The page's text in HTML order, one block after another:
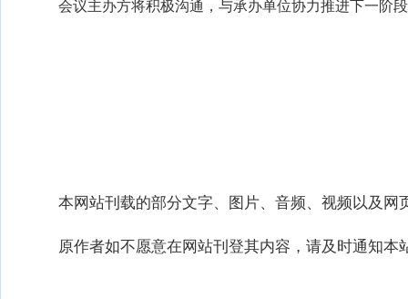
会议主办方将积极沟通，与承办单位协力推进下一阶
本网站刊载的部分文字、图片、音频、视频以及网
原作者如不愿意在网站刊登其内容，请及时通知本